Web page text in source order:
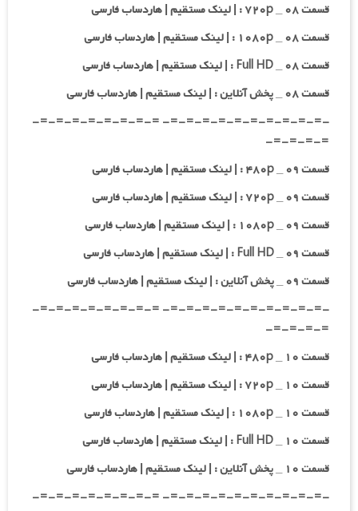
قسمت ۰۸ _ ۷۲۰p : | لینک مستقیم | هاردساب فارسی
قسمت ۰۸ _ ۱۰۸۰p : | لینک مستقیم | هاردساب فارسی
قسمت ۰۸ _ Full HD : | لینک مستقیم | هاردساب فارسی
قسمت ۰۸ _ پخش آنلاین : | لینک مستقیم | هاردساب فارسی
-=-=-=-=-=-=-=-=-=-=- =-=-=-=-=-=-=-=-
=-=-=-=-
قسمت ۰۹ _ ۴۸۰p : | لینک مستقیم | هاردساب فارسی
قسمت ۰۹ _ ۷۲۰p : | لینک مستقیم | هاردساب فارسی
قسمت ۰۹ _ ۱۰۸۰p : | لینک مستقیم | هاردساب فارسی
قسمت ۰۹ _ Full HD : | لینک مستقیم | هاردساب فارسی
قسمت ۰۹ _ پخش آنلاین : | لینک مستقیم | هاردساب فارسی
-=-=-=-=-=-=-=-=-=-=- =-=-=-=-=-=-=-=-
=-=-=-=-
قسمت ۱۰ _ ۴۸۰p : | لینک مستقیم | هاردساب فارسی
قسمت ۱۰ _ ۷۲۰p : | لینک مستقیم | هاردساب فارسی
قسمت ۱۰ _ ۱۰۸۰p : | لینک مستقیم | هاردساب فارسی
قسمت ۱۰ _ Full HD : | لینک مستقیم | هاردساب فارسی
قسمت ۱۰ _ پخش آنلاین : | لینک مستقیم | هاردساب فارسی
-=-=-=-=-=-=-=-=-=-=- =-=-=-=-=-=-=-=-